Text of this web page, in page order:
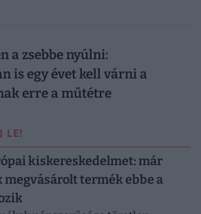
a zsebbe nyúlni:
is egy évet kell várni a
erre a műtétre
LE!
kiskereskedelmet: már
termék ebbe a